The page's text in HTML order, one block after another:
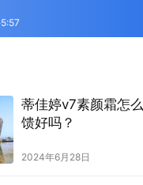
蒂佳婷v7素颜霜怎
馈好吗？
2024年6月28日